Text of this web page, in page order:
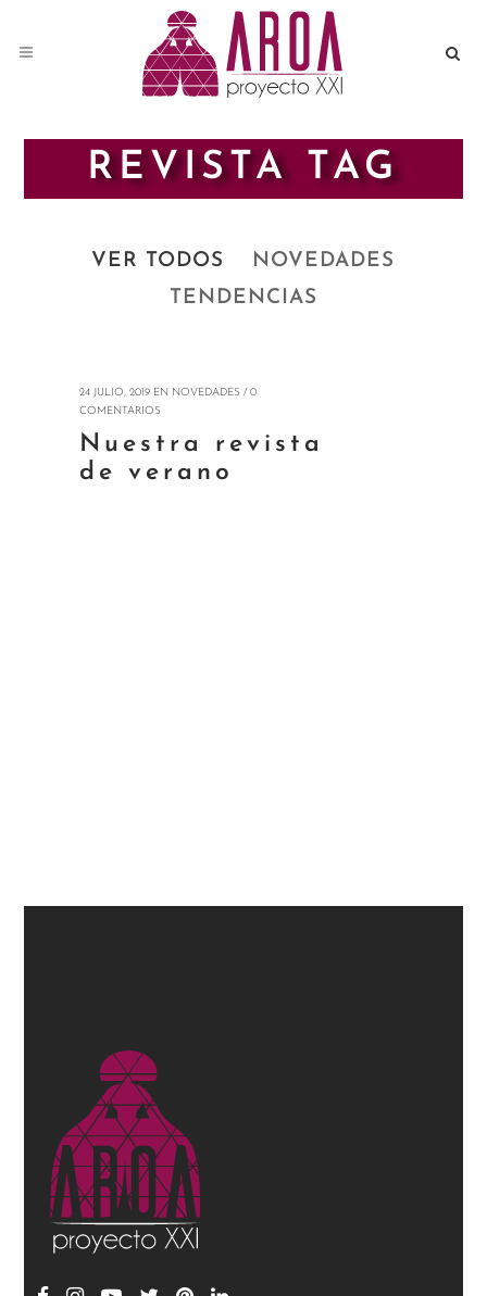
REVISTA TAG
VER TODOS
NOVEDADES
TENDENCIAS
24 JULIO, 2019EN NOVEDADES / 0
COMENTARIOS
Nuestra revista
de verano